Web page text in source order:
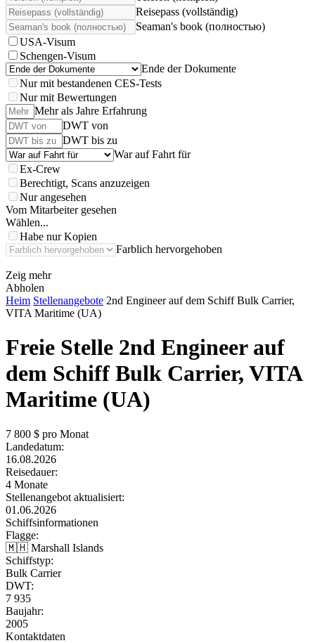
Reisepass (vollständig)
Seaman's book (полностью)
USA-Visum
Schengen-Visum
Ende der Dokumente
Nur mit bestandenen CES-Tests
Nur mit Bewertungen
Mehr als Jahre Erfahrung
DWT von
DWT bis zu
War auf Fahrt für
Ex-Crew
Berechtigt, Scans anzuzeigen
Nur angesehen
Vom Mitarbeiter gesehen
Wählen...
Habe nur Kopien
Farblich hervorgehoben
Zeig mehr
Abholen
Heim Stellenangebote 2nd Engineer auf dem Schiff Bulk Carrier,
VITA Maritime (UA)
Freie Stelle 2nd Engineer auf
dem Schiff Bulk Carrier, VITA
Maritime (UA)
7 800 $ pro Monat
Landedatum:
16.08.2026
Reisedauer:
4 Monate
Stellenangebot aktualisiert:
01.06.2026
Schiffsinformationen
Flagge:
🇲🇭 Marshall Islands
Schiffstyp:
Bulk Carrier
DWT:
7 935
Baujahr:
2005
Kontaktdaten